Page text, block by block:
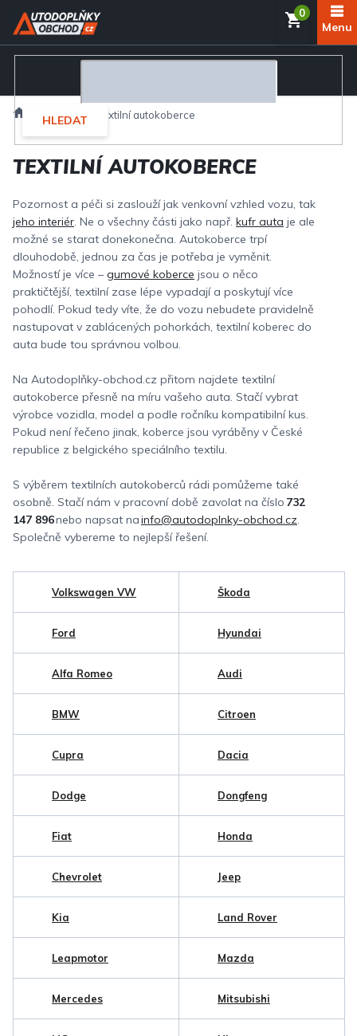
Přejít
obsah
HLEDAT
Interiér Textilní autokoberce
TEXTILNÍ AUTOKOBERCE
Pozornost a péči si zaslouží jak venkovní vzhled vozu, tak
jeho interiér. Ne o všechny části jako např. kufr auta je ale
možné se starat donekonečna. Autokoberce trpí
dlouhodobě, jednou za čas je potřeba je vyměnit.
Možností je více – gumové koberce jsou o něco
praktičtější, textilní zase lépe vypadají a poskytují více
pohodlí. Pokud tedy víte, že do vozu nebudete pravidelně
nastupovat v zablácených pohorkách, textilní koberec do
auta bude tou správnou volbou.
Na Autodoplňky-obchod.cz přitom najdete textilní
autokoberce přesně na míru vašeho auta. Stačí vybrat
výrobce vozidla, model a podle ročníku kompatibilní kus.
Pokud není řečeno jinak, koberce jsou vyráběny v České
republice z belgického speciálního textilu.
S výběrem textilních autokoberců rádi pomůžeme také
osobně. Stačí nám v pracovní době zavolat na číslo 732
147 896nebo napsat nainfo@autodoplnky-obchod.cz.
Společně vybereme to nejlepší řešení.
Volkswagen VW Škoda
Ford Hyundai
Alfa Romeo Audi
BMW Citroen
Cupra Dacia
Dodge Dongfeng
Fiat Honda
Chevrolet Jeep
Kia Land Rover
Leapmotor Mazda
Mercedes Mitsubishi